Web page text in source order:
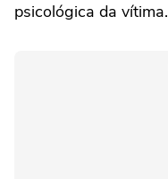
psicológica da vítima.